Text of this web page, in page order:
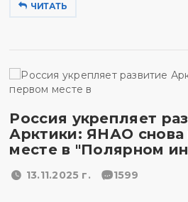
ЧИТАТЬ
Россия укрепляет
Арктики: ЯНАО снова
месте в "Полярном
13.11.2025 г. 1599